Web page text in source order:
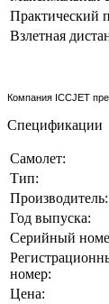
Практический
Взлетная
Компания ICCJET
Спецификации
Самолет:
Тип:
Производитель:
Год выпуска:
Серийный
номер:
Цена: